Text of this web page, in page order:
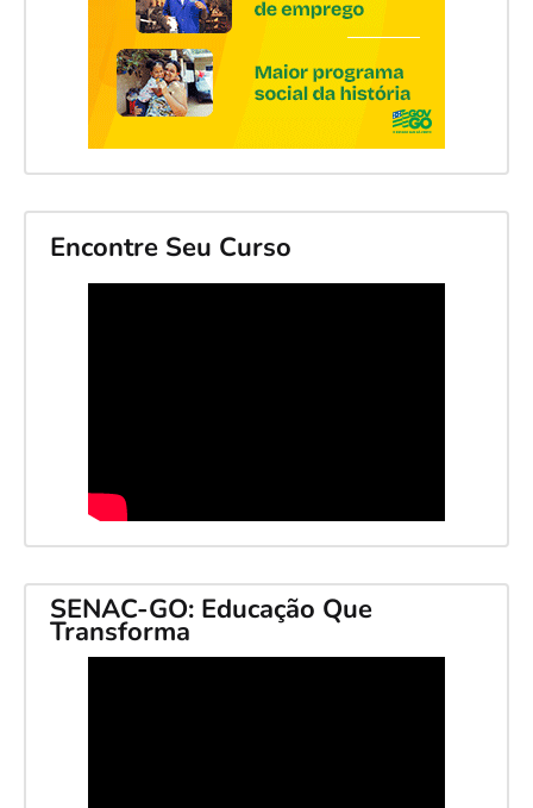
Encontre Seu Curso
SENAC-GO: Educação Que
Transforma